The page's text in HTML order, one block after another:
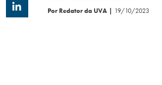
Por Redator da UVA | 19/10/2023